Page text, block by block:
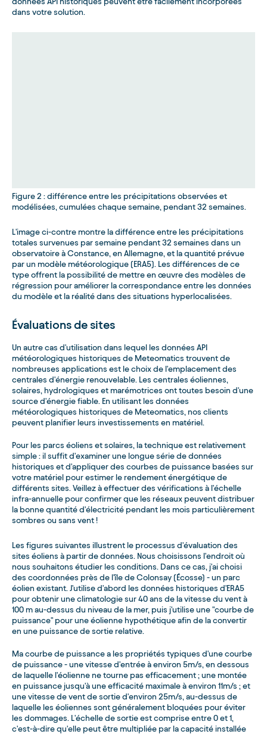
dans votre solution.
Figure 2 : différence entre les précipitations observées et
modélisées, cumulées chaque semaine, pendant 32 semaines.
L'image ci-contre montre la différence entre les précipitations
totales survenues par semaine pendant 32 semaines dans un
observatoire à Constance, en Allemagne, et la quantité prévue
par un modèle météorologique (ERA5). Les différences de ce
type offrent la possibilité de mettre en œuvre des modèles de
régression pour améliorer la correspondance entre les données
du modèle et la réalité dans des situations hyperlocalisées.
Évaluations de sites
Un autre cas d'utilisation dans lequel les données API
météorologiques historiques de Meteomatics trouvent de
nombreuses applications est le choix de l'emplacement des
centrales d'énergie renouvelable. Les centrales éoliennes,
solaires, hydrologiques et marémotrices ont toutes besoin d'une
source d'énergie fiable. En utilisant les données
météorologiques historiques de Meteomatics, nos clients
peuvent planifier leurs investissements en matériel.
Pour les parcs éoliens et solaires, la technique est relativement
simple : il suffit d'examiner une longue série de données
historiques et d'appliquer des courbes de puissance basées sur
votre matériel pour estimer le rendement énergétique de
différents sites. Veillez à effectuer des vérifications à l'échelle
infra-annuelle pour confirmer que les réseaux peuvent distribuer
la bonne quantité d'électricité pendant les mois particulièrement
sombres ou sans vent !
Les figures suivantes illustrent le processus d'évaluation des
sites éoliens à partir de données. Nous choisissons l'endroit où
nous souhaitons étudier les conditions. Dans ce cas, j'ai choisi
des coordonnées près de l'île de Colonsay (Écosse) - un parc
éolien existant. J'utilise d'abord les données historiques d'ERA5
pour obtenir une climatologie sur 40 ans de la vitesse du vent à
100 m au-dessus du niveau de la mer, puis j'utilise une "courbe de
puissance" pour une éolienne hypothétique afin de la convertir
en une puissance de sortie relative.
Ma courbe de puissance a les propriétés typiques d'une courbe
de puissance - une vitesse d'entrée à environ 5m/s, en dessous
de laquelle l'éolienne ne tourne pas efficacement ; une montée
en puissance jusqu'à une efficacité maximale à environ 11m/s ; et
une vitesse de vent de sortie d'environ 25m/s, au-dessus de
laquelle les éoliennes sont généralement bloquées pour éviter
les dommages. L'échelle de sortie est comprise entre 0 et 1,
c'est-à-dire qu'elle peut être multipliée par la capacité installée